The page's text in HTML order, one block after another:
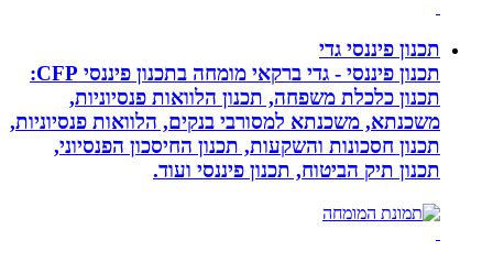
תכנון פיננסי גדי
תכנון פיננסי - גדי ברקאי מומחה בתכנון פיננסי CFP:
תכנון כלכלת משפחה, תכנון הלוואות פנסיוניות,
משכנתא, משכנתא למסורבי בנקים, הלוואות פנסיוניות,
תכנון חסכונות והשקעות, תכנון החיסכון הפנסיוני,
תכנון תיק הביטוח, תכנון פיננסי ועוד.